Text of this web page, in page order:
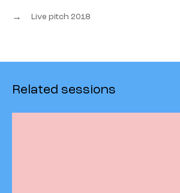
→ Live pitch 2018
Related sessions